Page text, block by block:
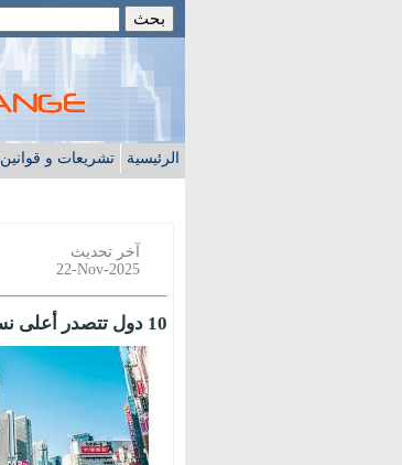
الرئيسية تشريعات و قوانين
آخر تحديث
22-Nov-2025
10 دول تتصدر أعلى نسب دين عام في 2025